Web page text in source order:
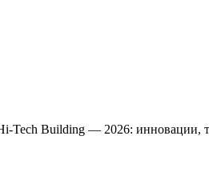
Tech Building — 2026: инновации,